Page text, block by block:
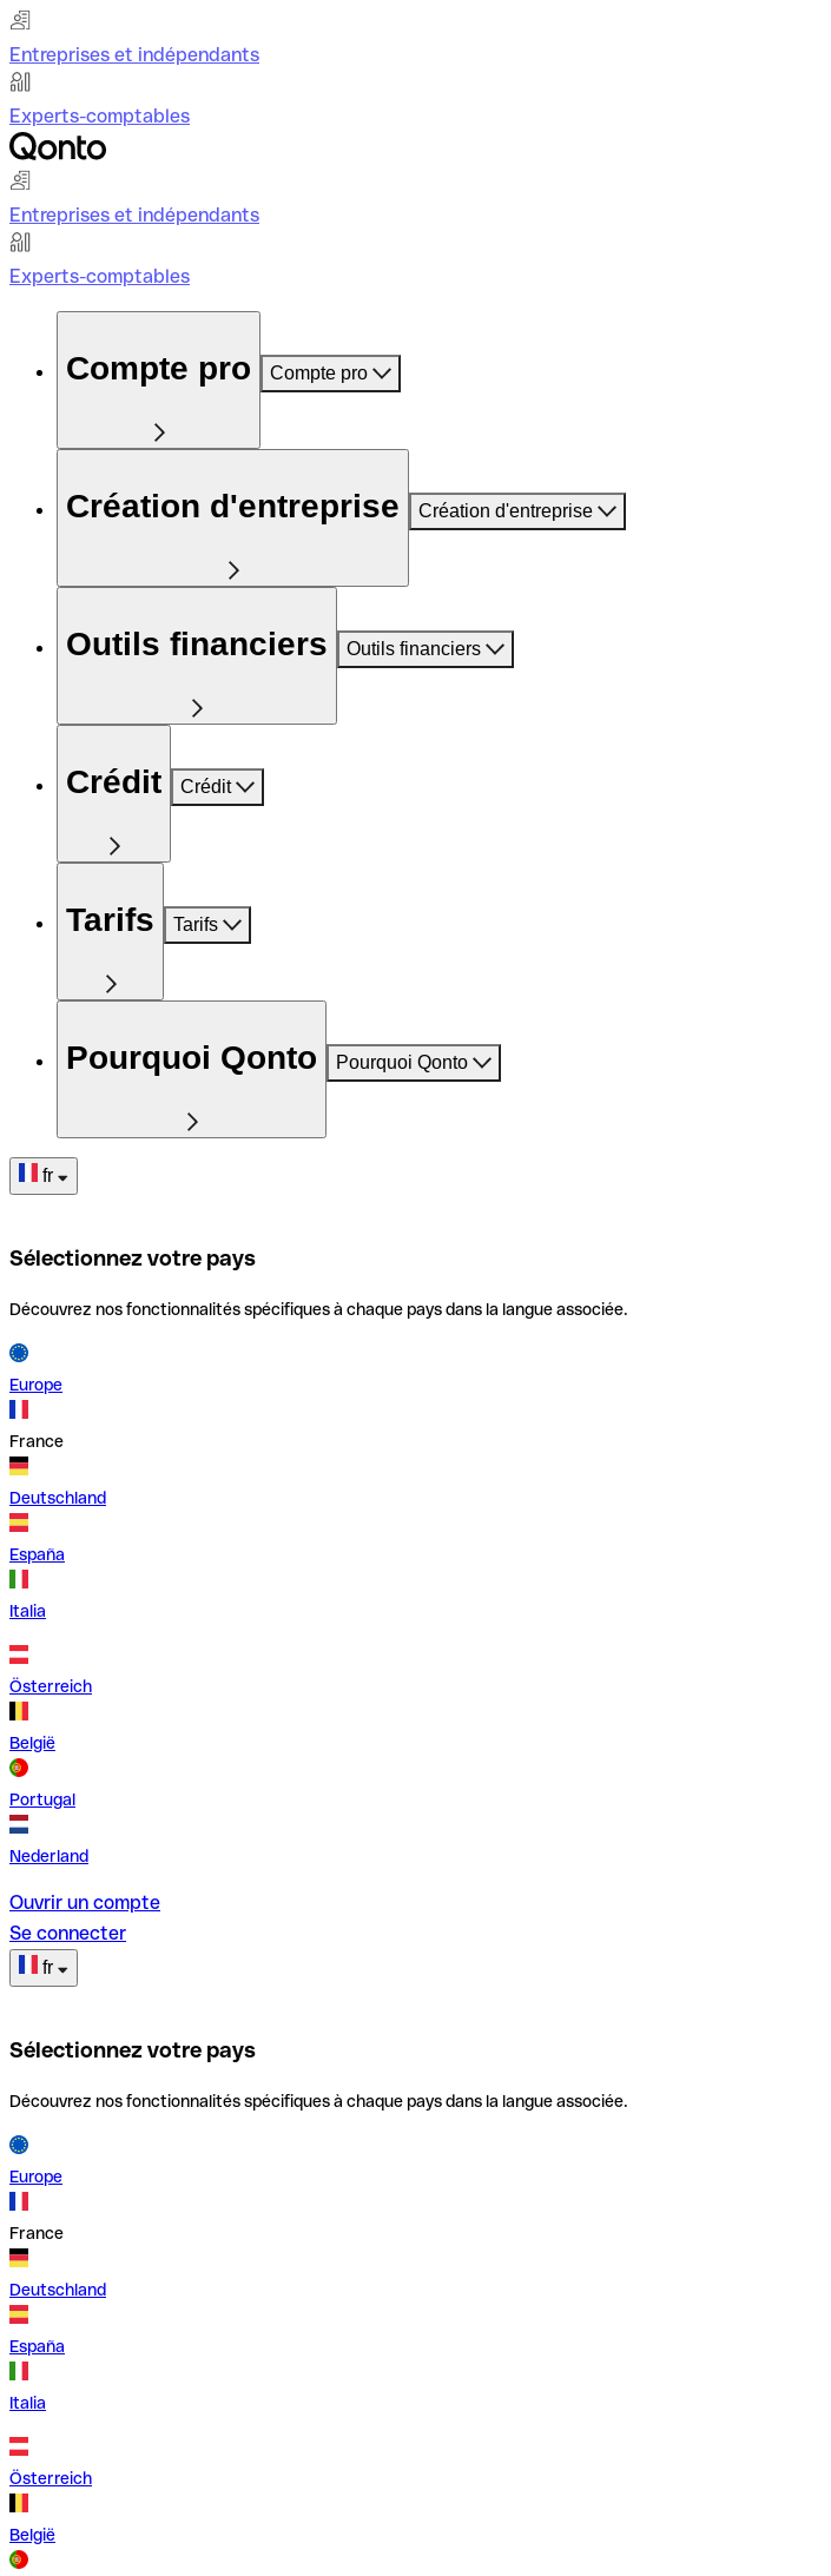
Entreprises et indépendants
Experts-comptables
Entreprises et indépendants
Experts-comptables
Compte pro Compte pro
Création d'entreprise Création d'entreprise
Outils financiers Outils financiers
Crédit Crédit
Tarifs Tarifs
Pourquoi Qonto Pourquoi Qonto
fr
Sélectionnez votre pays
Découvrez nos fonctionnalités spécifiques à chaque pays dans la langue associée.
Europe
France
Deutschland
España
Italia
Österreich
België
Portugal
Nederland
Ouvrir un compte
Se connecter
fr
Sélectionnez votre pays
Découvrez nos fonctionnalités spécifiques à chaque pays dans la langue associée.
Europe
France
Deutschland
España
Italia
Österreich
België